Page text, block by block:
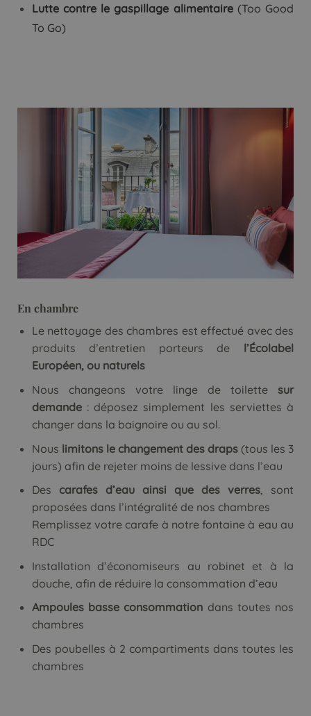
Lutte contre le gaspillage alimentaire(Too Good
To Go)
En chambre
Le nettoyage des chambres est effectué avec des
produits d’entretien porteurs de l’Écolabel
Européen, ou naturels
Nous changeons votre linge de toilette sur
demande: déposez simplement les serviettes à
changer dans la baignoire ou au sol.
Nous limitons le changement des draps(tous les 3
jours) afin de rejeter moins de lessive dans l’eau
Des carafes d’eau ainsi que des verres, sont
proposées dans l’intégralité de nos chambres
Remplissez votre carafe à notre fontaine à eau au
RDC
Installation d’économiseurs au robinet et à la
douche, afin de réduire la consommation d’eau
Ampoules basse consommation dans toutes nos
chambres
Des poubelles à 2 compartiments dans toutes les
chambres